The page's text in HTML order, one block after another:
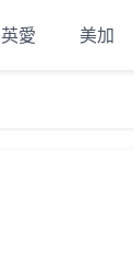
英愛 美加